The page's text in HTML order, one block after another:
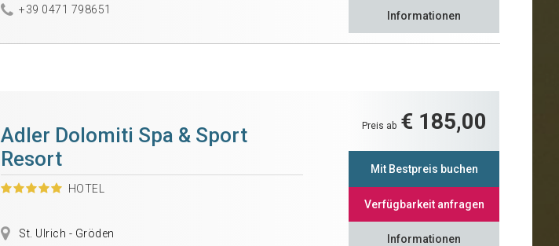
+39 0471 798651
Informationen
Adler Dolomiti Spa & Sport
Resort
HOTEL
St. Ulrich - Gröden
Preis ab € 185,00
Mit Bestpreis buchen
Verfügbarkeit anfragen
Informationen